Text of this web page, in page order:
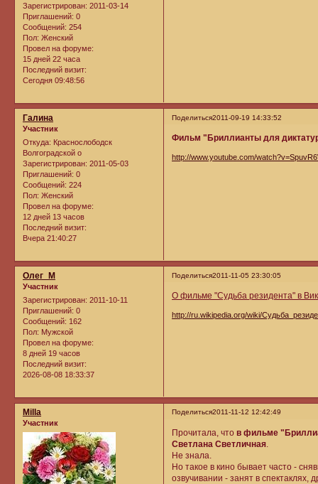
Зарегистрирован: 2011-03-14
Приглашений: 0
Сообщений: 254
Пол: Женский
Провел на форуме:
15 дней 22 часа
Последний визит:
Сегодня 09:48:56
Поделиться2011-09-19 14:33:52
Галина
Участник
Откуда: Краснослободск
Волгоградской о
Зарегистрирован: 2011-05-03
Приглашений: 0
Сообщений: 224
Пол: Женский
Провел на форуме:
12 дней 13 часов
Последний визит:
Вчера 21:40:27
Фильм "Бриллианты для
http://www.youtube.com/
Поделиться2011-11-05 23:30:05
Олег_М
Участник
Зарегистрирован: 2011-10-11
Приглашений: 0
Сообщений: 162
Пол: Мужской
Провел на форуме:
8 дней 19 часов
Последний визит:
2026-08-08 18:33:37
О фильме "Судьба резидента" в
http://ru.wikipedia.org/wiki/
Поделиться2011-11-12 12:42:49
Milla
Участник
Прочитала, чтов фильме
Светлана Светличная
Не знала.
Но такое в кино бывает часто -
озвучивании - занят в спектаклях,